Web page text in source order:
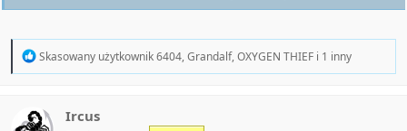
R
t
i
Skasowany użytkownik 6404,Grandalf,OXYGEN THIEF i 1 inny
Ircus